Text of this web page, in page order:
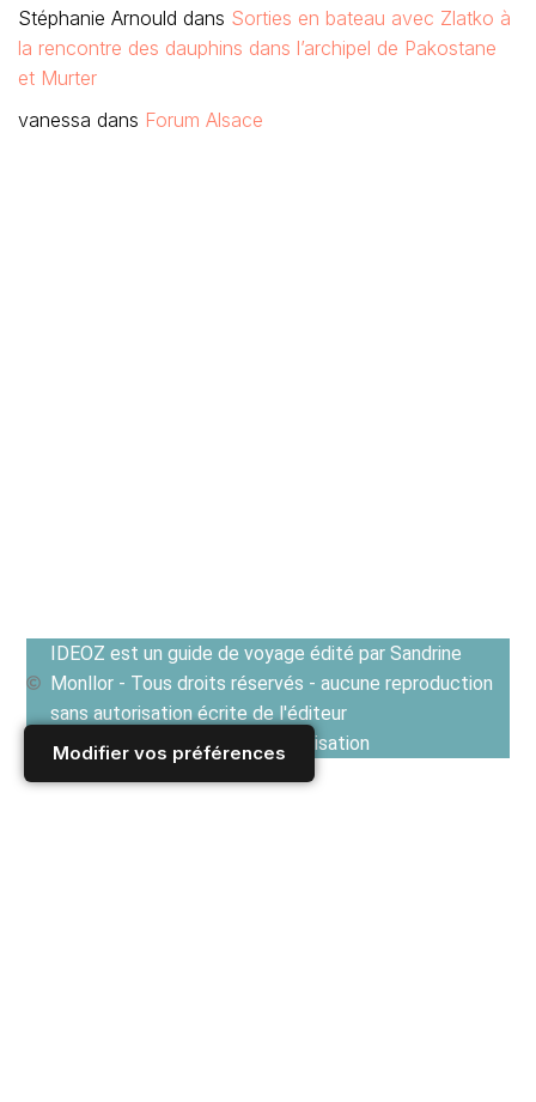
Modifier vos préférences
Stéphanie Arnould dans Sorties en bateau avec Zlatko à
la rencontre des dauphins dans l’archipel de Pakostane
et Murter
vanessa dans Forum Alsace
IDEOZ est un guide de voyage édité par Sandrine
Monllor - Tous droits réservés - aucune reproduction
sans autorisation écrite de l'éditeur
Voir les Conditions générales d'utilisation